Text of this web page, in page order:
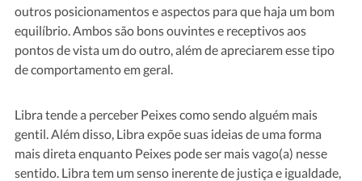
outros posicionamentos e aspectos para que haja um bom
equilíbrio. Ambos são bons ouvintes e receptivos aos
pontos de vista um do outro, além de apreciarem esse tipo
de comportamento em geral.
Libra tende a perceber Peixes como sendo alguém mais
gentil. Além disso, Libra expõe suas ideias de uma forma
mais direta enquanto Peixes pode ser mais vago(a) nesse
sentido. Libra tem um senso inerente de justiça e igualdade,